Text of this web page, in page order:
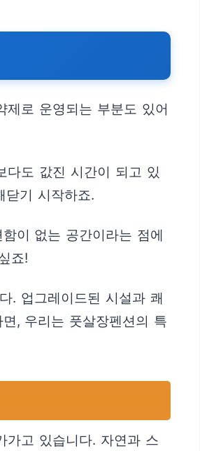
로 운영되는 부분도 있어
다도 값진 시간이 되고 있
기 시작하죠.
이 없는 공간이라는 점에
죠!
. 업그레이드된 시설과 쾌
, 우리는 풋살장펜션의 특
가고 있습니다. 자연과 스